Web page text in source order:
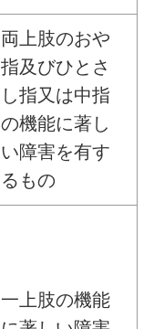
両上肢のおや
指及びひとさ
し指又は中指
の機能に著し
い障害を有す
るもの
一上肢の機能